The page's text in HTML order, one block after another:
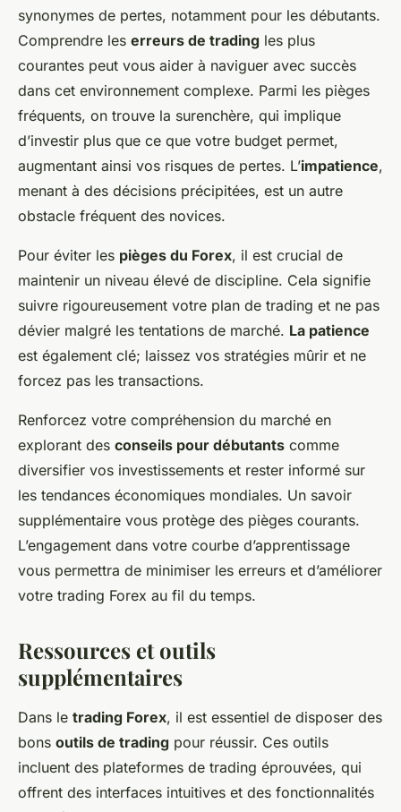
synonymes de pertes, notamment pour les débutants.
Comprendre les erreurs de trading les plus
courantes peut vous aider à naviguer avec succès
dans cet environnement complexe. Parmi les pièges
fréquents, on trouve la surenchère, qui implique
d’investir plus que ce que votre budget permet,
augmentant ainsi vos risques de pertes. L’impatience,
menant à des décisions précipitées, est un autre
obstacle fréquent des novices.
Pour éviter les pièges du Forex, il est crucial de
maintenir un niveau élevé de discipline. Cela signifie
suivre rigoureusement votre plan de trading et ne pas
dévier malgré les tentations de marché. La patience
est également clé; laissez vos stratégies mûrir et ne
forcez pas les transactions.
Renforcez votre compréhension du marché en
explorant des conseils pour débutants comme
diversifier vos investissements et rester informé sur
les tendances économiques mondiales. Un savoir
supplémentaire vous protège des pièges courants.
L’engagement dans votre courbe d’apprentissage
vous permettra de minimiser les erreurs et d’améliorer
votre trading Forex au fil du temps.
Ressources et outils
supplémentaires
Dans le trading Forex, il est essentiel de disposer des
bons outils de trading pour réussir. Ces outils
incluent des plateformes de trading éprouvées, qui
offrent des interfaces intuitives et des fonctionnalités